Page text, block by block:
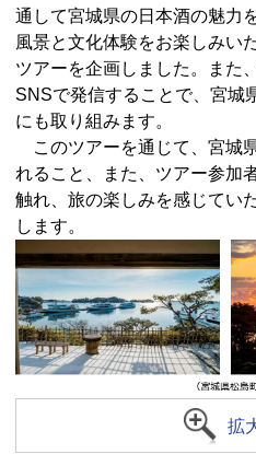
通して宮城県の日本酒の魅力
風景と文化体験をお楽しみい
ツアーを企画しました。また
SNSで発信することで、宮城
にも取り組みます。
このツアーを通じて、宮城
れること、また、ツアー参加
触れ、旅の楽しみを感じてい
します。
拡